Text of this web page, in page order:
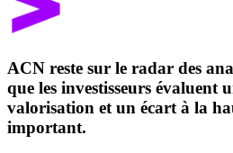
ACN reste sur le radar des
que les investisseurs évaluent
valorisation et un écart à la
important.